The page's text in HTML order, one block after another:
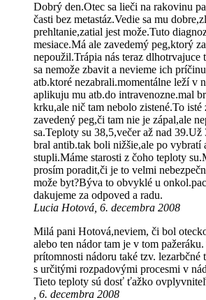
Dobrý den.Otec sa lieči na rakovinu
časti bez metastáz.Vedie sa mu
prehltanie,zatial jest može.Tuto
mesiace.Má ale zavedemý peg,ktorý
nepoužil.Trápia nás teraz dlhotrvajuce
sa nemože zbavit a nevieme ich
atb.ktoré nezabrali.momentálne leží v
aplikuju mu atb.do intravenozne.mal
krku,ale nič tam nebolo zistené.To isté
zavedený peg,či tam nie je zápal,ale
sa.Teploty su 38,5,večer až nad 39.Už
bral antib.tak boli nižšie,ale po vybratí
stupli.Máme starosti z čoho teploty
prosím poradit,či je to velmi
može byt?Býva to obvyklé u
dakujeme za odpoved a radu.
Lucia Hotová, 6. decembra 2008
Milá pani Hotová,neviem, či bol
alebo ten nádor tam je v tom pažeráku.
prítomnosti nádoru také tzv. lezarbčné
s určitými rozpadovými procesmi v
Tieto teploty sú dosť ťažko
, 6. decembra 2008